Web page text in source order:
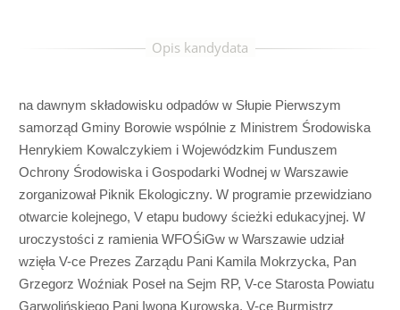
na dawnym składowisku odpadów w Słupie Pierwszym
samorząd Gminy Borowie wspólnie z Ministrem Środowiska
Henrykiem Kowalczykiem i Wojewódzkim Funduszem
Ochrony Środowiska i Gospodarki Wodnej w Warszawie
zorganizował Piknik Ekologiczny. W programie przewidziano
otwarcie kolejnego, V etapu budowy ścieżki edukacyjnej. W
uroczystości z ramienia WFOŚiGw w Warszawie udział
wzięła V-ce Prezes Zarządu Pani Kamila Mokrzycka, Pan
Grzegorz Woźniak Poseł na Sejm RP, V-ce Starosta Powiatu
Garwolińskiego Pani Iwona Kurowska, V-ce Burmistrz